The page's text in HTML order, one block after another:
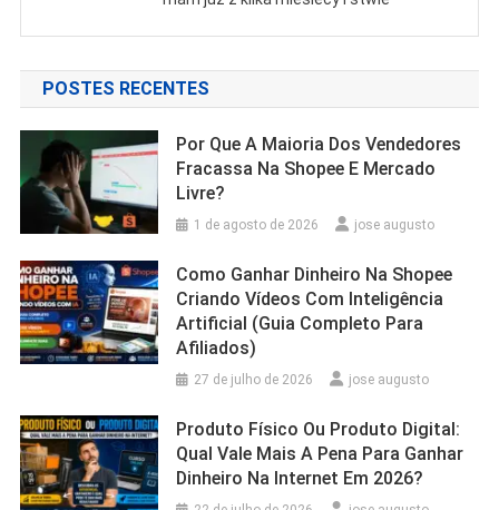
POSTES RECENTES
Por Que A Maioria Dos Vendedores
Fracassa Na Shopee E Mercado
Livre?
1 de agosto de 2026 jose augusto
Como Ganhar Dinheiro Na Shopee
Criando Vídeos Com Inteligência
Artificial (Guia Completo Para
Afiliados)
27 de julho de 2026 jose augusto
Produto Físico Ou Produto Digital:
Qual Vale Mais A Pena Para Ganhar
Dinheiro Na Internet Em 2026?